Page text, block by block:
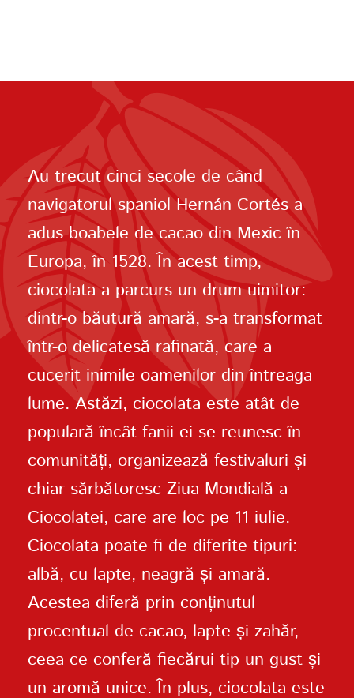
Au trecut cinci secole de când
navigatorul spaniol Hernán Cortés a
adus boabele de cacao din Mexic în
Europa, în 1528. În acest timp,
ciocolata a parcurs un drum uimitor:
dintr-o băutură amară, s-a transformat
într-o delicatesă rafinată, care a
cucerit inimile oamenilor din întreaga
lume. Astăzi, ciocolata este atât de
populară încât fanii ei se reunesc în
comunități, organizează festivaluri și
chiar sărbătoresc Ziua Mondială a
Ciocolatei, care are loc pe 11 iulie.
Ciocolata poate fi de diferite tipuri:
albă, cu lapte, neagră și amară.
Acestea diferă prin conținutul
procentual de cacao, lapte și zahăr,
ceea ce conferă fiecărui tip un gust și
un aromă unice. În plus, ciocolata este